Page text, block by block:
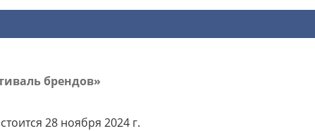
брендов»
28 ноября 2024 г.